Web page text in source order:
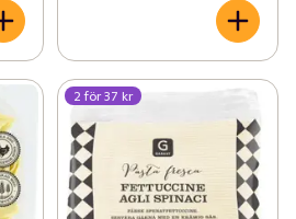
2 för 37 kr